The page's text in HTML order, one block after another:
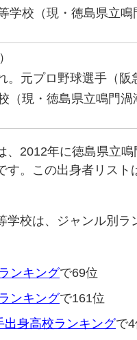
学校（現・徳島県立
。元プロ野球選手（阪
（現・徳島県立鳴門
、2012年に徳島県立
す。この出身者リスト
学校は、ジャンル別
ンキングで69位
ンキングで161位
身高校ランキングで4